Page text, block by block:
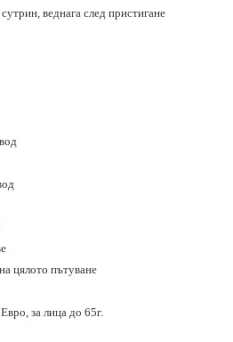
веднага след пристигане
цялото пътуване
за лица до 65г.